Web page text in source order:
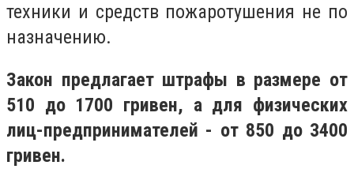
техники и средств пожаротушения не по
назначению.
Закон предлагает штрафы в размере от
510 до 1700 гривен, а для физических
лиц-предпринимателей - от 850 до 3400
гривен.